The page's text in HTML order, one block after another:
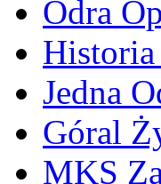
Odra
Jedna
Góral
MKS